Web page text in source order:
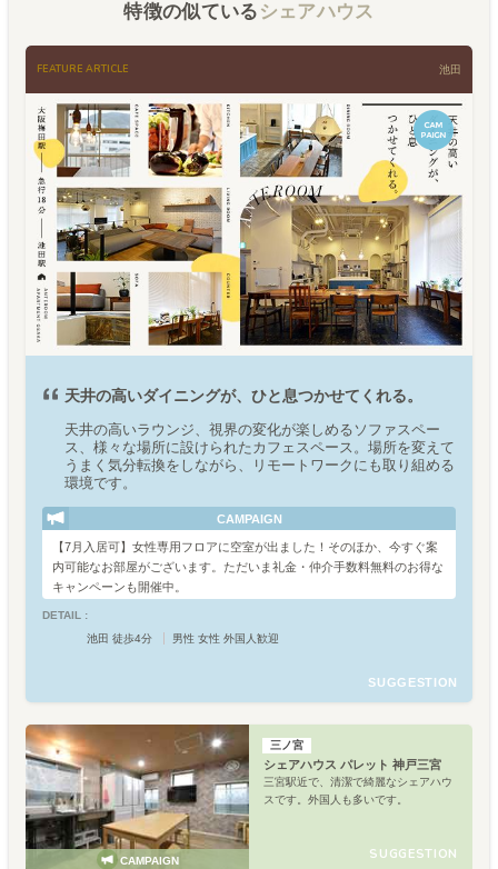
特徴の似ている シェアハウス
FEATURE ARTICLE 池田
天井の高いダイニングが、ひと息つかせてくれる。
天井の高いラウンジ、視界の変化が楽しめるソファスペー
ス、様々な場所に設けられたカフェスペース。場所を変えて
うまく気分転換をしながら、リモートワークにも取り組める
環境です。
CAMPAIGN
【7月入居可】女性専用フロアに空室が出ました！そのほか、今すぐ案
内可能なお部屋がございます。ただいま礼金・仲介手数料無料のお得な
キャンペーンも開催中。
DETAIL :
池田 徒歩4分
男性 女性 外国人歓迎
SUGGESTION
CAMPAIGN
三ノ宮
シェアハウス パレット 神戸三宮
三宮駅近で、清潔で綺麗なシェアハウ
スです。外国人も多いです。
SUGGESTION